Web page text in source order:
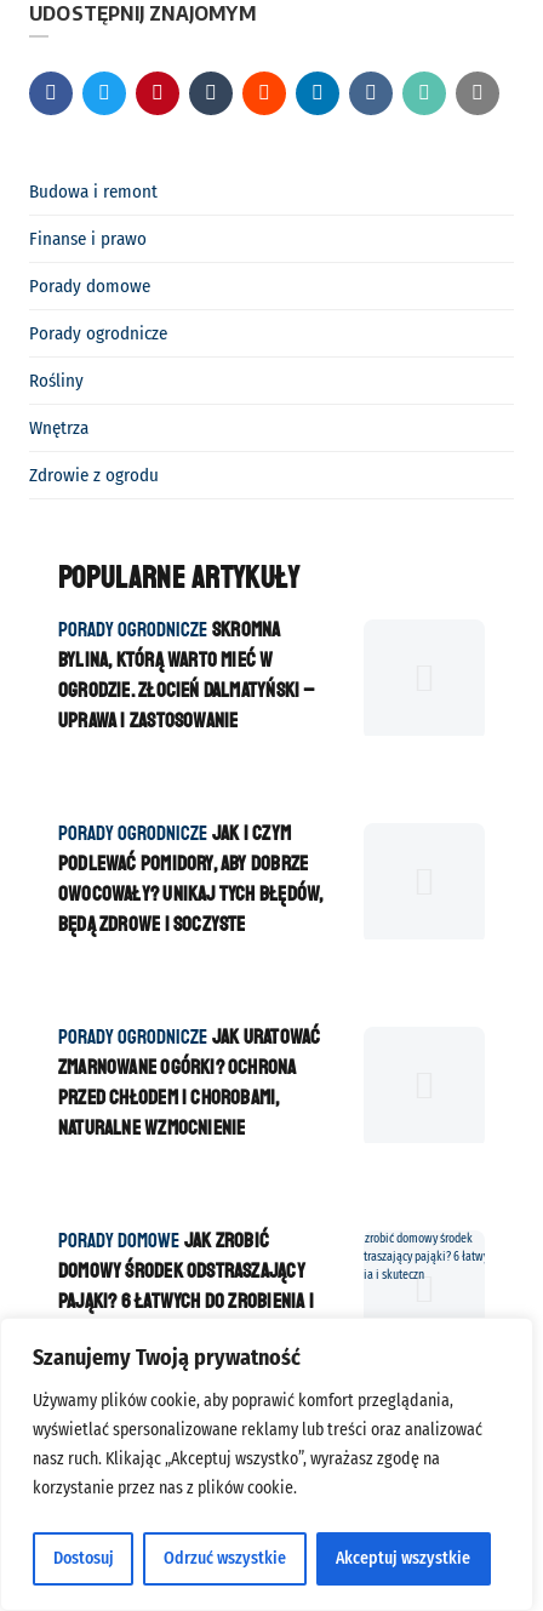
Szanujemy Twoją prywatność
Używamy plików cookie, aby poprawić komfort przeglądania,
wyświetlać spersonalizowane reklamy lub treści oraz analizować
nasz ruch. Klikając „Akceptuj wszystko”, wyrażasz zgodę na
korzystanie przez nas z plików cookie.
Dostosuj Odrzuć wszystkie Akceptuj wszystkie
UDOSTĘPNIJ ZNAJOMYM
Budowa i remont
Finanse i prawo
Porady domowe
Porady ogrodnicze
Rośliny
Wnętrza
Zdrowie z ogrodu
Popularne artykuły
K
a
t
e
i
a
Porady ogrodniczeSkromna
bylina, którą warto mieć w
ogrodzie. Złocień dalmatyński –
uprawa i zastosowanie
K
a
t
e
i
a
Porady ogrodniczeJak i czym
podlewać pomidory, aby dobrze
owocowały? Unikaj tych błędów,
będą zdrowe i soczyste
K
a
t
e
i
a
Porady ogrodniczeJak uratować
zmarnowane ogórki? Ochrona
przed chłodem i chorobami,
naturalne wzmocnienie
K
a
t
g
o
r
i
a
Porady domoweJak zrobić
domowy środek odstraszający
pająki? 6 łatwych do zrobienia i
t
e
g
Porady ogrodnicze
10 najlepszych
roślin do pełnego słońca. Bez
częstego podlewania i dużych
wymagań